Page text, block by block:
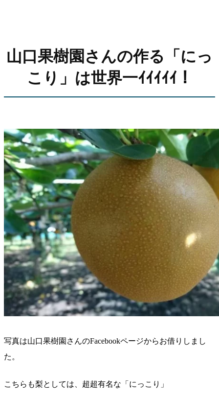
山口果樹園さんの作る「にっ
こり」は世界一ｲｲｲｲｲ！
写真は山口果樹園さんのFacebookページからお借りしまし
た。
こちらも梨としては、超超有名な「にっこり」